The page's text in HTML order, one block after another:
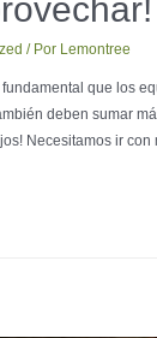
/ Por Lemontree
que los
deben sumar
Necesitamos ir